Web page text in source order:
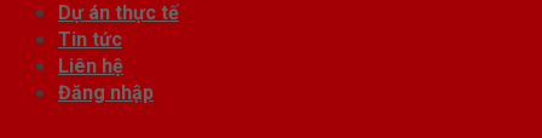
Dự án thực tế
Tin tức
Liên hệ
Đăng nhập